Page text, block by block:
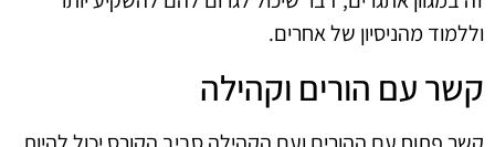
וללמוד מהניסיון של אחרים.
קשר עם הורים וקהילה